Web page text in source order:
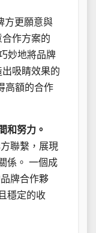
方更願意與
作方案的
妙地將品牌
吸睛效果的
高額的合作
和努力。
聯繫，展現
係。 一個成
牌合作夥
穩定的收